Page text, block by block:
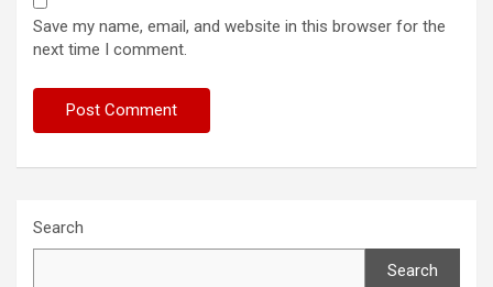
Save my name, email, and website in this browser for the
next time I comment.
Search
Search